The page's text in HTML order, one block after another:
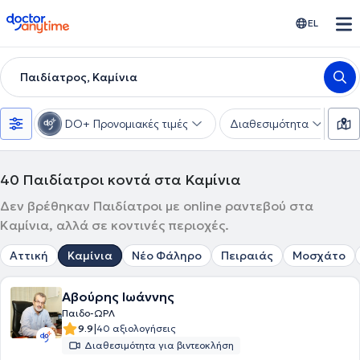
doctoranytime EL
Παιδίατρος, Καμίνια
DO+ Προνομιακές τιμές Διαθεσιμότητα
40 Παιδίατροι κοντά στα Καμίνια
Δεν βρέθηκαν Παιδίατροι με online ραντεβού στα
Καμίνια, αλλά σε κοντινές περιοχές.
Αττική Καμίνια Νέο Φάληρο Πειραιάς Μοσχάτο
Αβούρης Ιωάννης
Παιδο-ΩΡΛ
9.9|40 αξιολογήσεις
Διαθεσιμότητα για βιντεοκλήση